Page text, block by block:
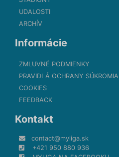
UDALOSTI
ARCHÍV
Informácie
ZMLUVNÉ PODMIENKY
PRAVIDLÁ OCHRANY SÚKROMIA
COOKIES
FEEDBACK
Kontakt
contact@myliga.sk
+421 950 880 936